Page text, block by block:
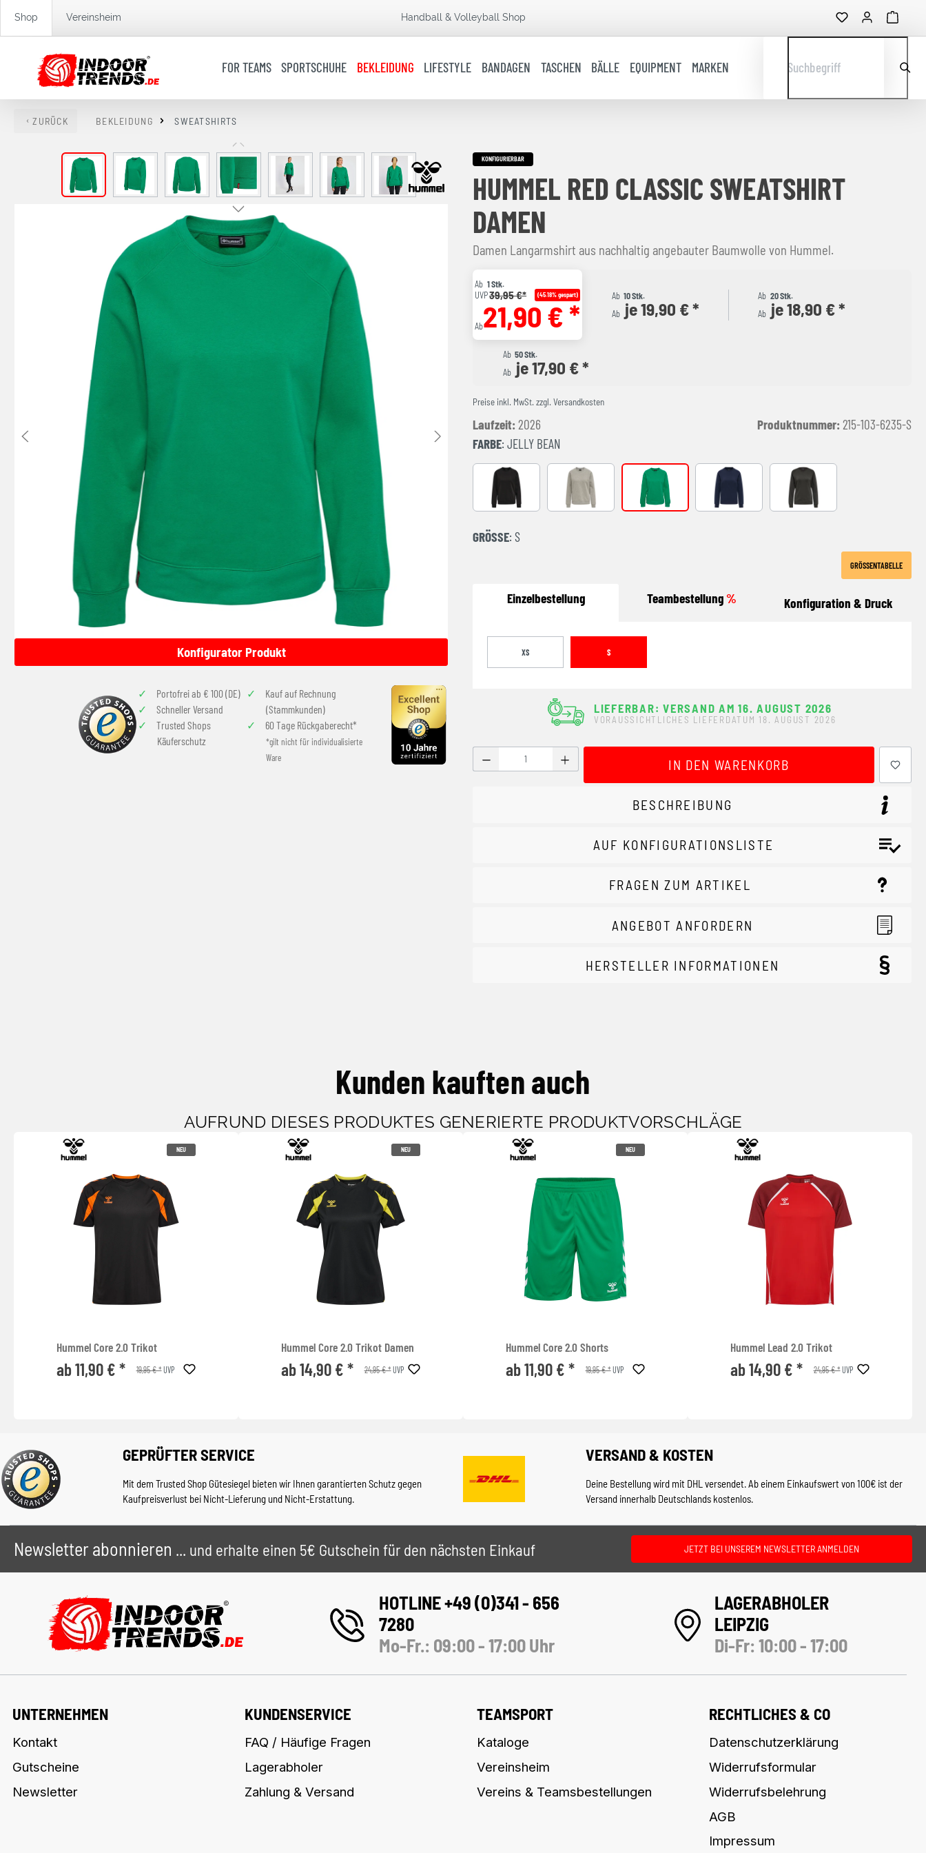
Zur Hauptnavigation springen
Shop Vereinsheim Handball & Volleyball Shop
FOR TEAMS SPORTSCHUHE BEKLEIDUNG LIFESTYLE BANDAGEN TASCHEN BÄLLE EQUIPMENT MARKEN Suchbegriff
ZURÜCK BEKLEIDUNG SWEATSHIRTS
Bildergalerie überspringen
Konfigurator Produkt
Portofrei ab € 100 (DE)
Schneller Versand
Trusted Shops
Käuferschutz
Kauf auf Rechnung
(Stammkunden)
60 Tage Rückgaberecht*
*gilt nicht für individualisierte
Ware
KONFIGURIERBAR
HUMMEL RED CLASSIC SWEATSHIRT
DAMEN
Damen Langarmshirt aus nachhaltig angebauter Baumwolle von Hummel.
Ab 1 Stk.
UVP39,95 €* (45.18% gespart)
Ab21,90 € *
Ab 10 Stk.
Ab je 19,90 € *
Ab 20 Stk.
Ab je 18,90 € *
Ab 50 Stk.
Ab je 17,90 € *
Preise inkl. MwSt. zzgl. Versandkosten
Laufzeit: 2026 Produktnummer: 215-103-6235-S
FARBE: JELLY BEAN
Black GREY MELANGE JELLY BEAN MARINE RAVEN
GRÖSSE : S
GRÖSSENTABELLE
Einzelbestellung Teambestellung% Konfiguration & Druck
XS S
LIEFERBAR: VERSAND AM 16. AUGUST 2026
VORAUSSICHTLICHES LIEFERDATUM 18. AUGUST 2026
Produkt Anzahl: Gib den gewünschten Wert ein oder benutze die Schaltflächen
IN DEN WARENKORB
BESCHREIBUNG
AUF KONFIGURATIONSLISTE
FRAGEN ZUM ARTIKEL
ANGEBOT ANFORDERN
HERSTELLER INFORMATIONEN
Kunden kauften auch
AUFRUND DIESES PRODUKTES GENERIERTE PRODUKTVORSCHLÄGE
NEU
Hummel Core 2.0 Trikot
ab 11,90 € * 19,95 € *UVP
NEU
Hummel Core 2.0 Trikot Damen
ab 14,90 € * 24,95 € *UVP
NEU
Hummel Core 2.0 Shorts
ab 11,90 € * 19,95 € *UVP
Hummel Lead 2.0 Trikot
ab 14,90 € * 24,95 € *UVP
GEPRÜFTER SERVICE
Mit dem Trusted Shop Gütesiegel bieten wir Ihnen garantierten Schutz gegen
Kaufpreisverlust bei Nicht-Lieferung und Nicht-Erstattung.
VERSAND & KOSTEN
Deine Bestellung wird mit DHL versendet. Ab einem Einkaufswert von 100€ ist der
Versand innerhalb Deutschlands kostenlos.
Newsletter abonnieren ... und erhalte einen 5€ Gutschein für den nächsten Einkauf JETZT BEI UNSEREM NEWSLETTER ANMELDEN
HOTLINE +49 (0)341 - 656
7280
Mo-Fr.: 09:00 - 17:00 Uhr
LAGERABHOLER
LEIPZIG
Di-Fr: 10:00 - 17:00
UNTERNEHMEN
Kontakt
Gutscheine
Newsletter
KUNDENSERVICE
FAQ / Häufige Fragen
Lagerabholer
Zahlung & Versand
TEAMSPORT
Kataloge
Vereinsheim
Vereins & Teamsbestellungen
RECHTLICHES & CO
Datenschutzerklärung
Widerrufsformular
Widerrufsbelehrung
AGB
Impressum